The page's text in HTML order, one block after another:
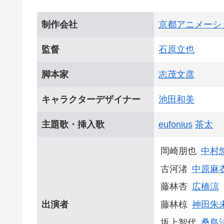
制作会社 京都アニメーシ
監督 石原立也
脚本家 志茂文彦
キャラクターデザイナー 池田和美
主題歌・挿入歌 eufonius 茶太
出演者
岡崎朋也 中村
古河渚 中原麻
藤林杏 広橋涼
藤林椋 神田朱